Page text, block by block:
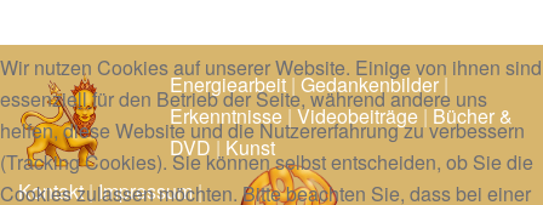
Energiearbeit|Gedankenbilder|
Erkenntnisse|Videobeiträge|Bücher &
DVD|Kunst
Kontakt|Impressum|
Wir nutzen Cookies auf unserer Website. Einige von ihnen sind
essenziell für den Betrieb der Seite, während andere uns
helfen, diese Website und die Nutzererfahrung zu verbessern
(Tracking Cookies). Sie können selbst entscheiden, ob Sie die
Cookies zulassen möchten. Bitte beachten Sie, dass bei einer